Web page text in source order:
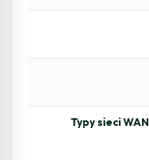
Typy sieci WAN